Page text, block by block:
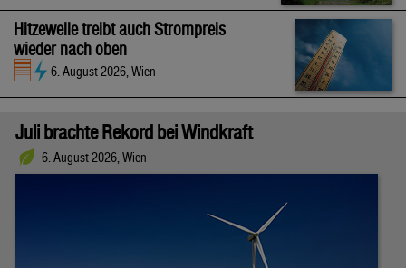
Hitzewelle treibt auch Strompreis
wieder nach oben
6. August 2026, Wien
Juli brachte Rekord bei Windkraft
6. August 2026, Wien